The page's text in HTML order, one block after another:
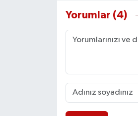
Yorumlar (4)